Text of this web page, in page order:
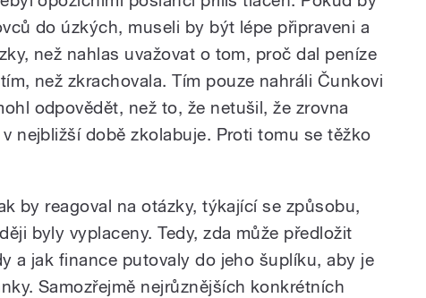
do úzkých, museli by být lépe připraveni a
než nahlas uvažovat o tom, proč dal peníze
než zkrachovala. Tím pouze nahráli Čunkovi
odpovědět, než to, že netušil, že zrovna
nejbližší době zkolabuje. Proti tomu se těžko
by reagoval na otázky, týkající se způsobu,
byly vyplaceny. Tedy, zda může předložit
a jak finance putovaly do jeho šuplíku, aby je
Samozřejmě nejrůznějších konkrétních